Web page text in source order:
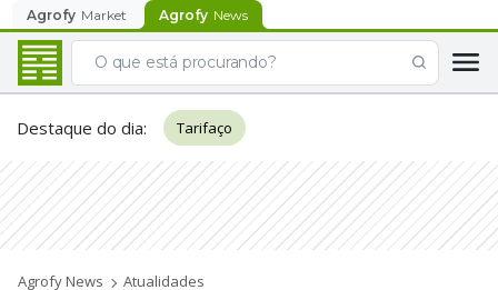
Agrofy Market Agrofy News
Destaque do dia: Tarifaço
Agrofy News Atualidades